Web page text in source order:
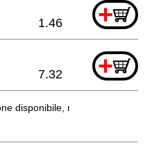
+
1.46
+
7.32
disponibile, non ordinabile